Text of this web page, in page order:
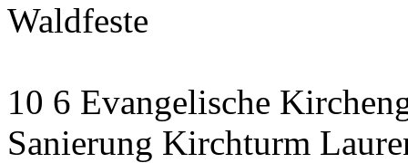
Waldfeste
10 6 Evangelische
Sanierung Kirchturm